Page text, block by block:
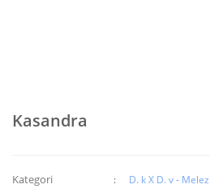
Kasandra
Kategori D. k X D. v -